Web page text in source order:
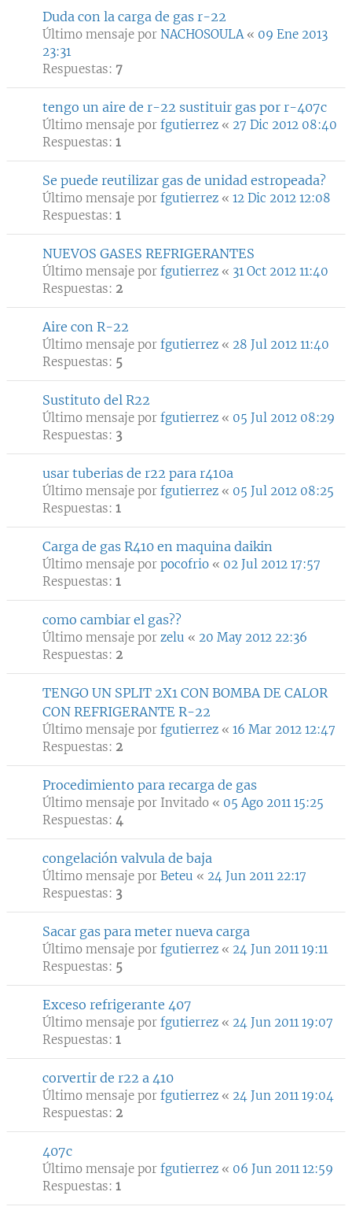
Duda con la carga de gas r-22
Último mensaje por NACHOSOULA« 09 Ene 2013
23:31
Respuestas: 7
tengo un aire de r-22 sustituir gas por r-407c
Último mensaje por fgutierrez « 27 Dic 2012 08:40
Respuestas: 1
Se puede reutilizar gas de unidad estropeada?
Último mensaje por fgutierrez « 12 Dic 2012 12:08
Respuestas: 1
NUEVOS GASES REFRIGERANTES
Último mensaje por fgutierrez « 31 Oct 2012 11:40
Respuestas: 2
Aire con R-22
Último mensaje por fgutierrez « 28 Jul 2012 11:40
Respuestas: 5
Sustituto del R22
Último mensaje por fgutierrez « 05 Jul 2012 08:29
Respuestas: 3
usar tuberias de r22 para r410a
Último mensaje por fgutierrez « 05 Jul 2012 08:25
Respuestas: 1
Carga de gas R410 en maquina daikin
Último mensaje por pocofrio « 02 Jul 2012 17:57
Respuestas: 1
como cambiar el gas??
Último mensaje por zelu « 20 May 2012 22:36
Respuestas: 2
TENGO UN SPLIT 2X1 CON BOMBA DE CALOR
CON REFRIGERANTE R-22
Último mensaje por fgutierrez « 16 Mar 2012 12:47
Respuestas: 2
Procedimiento para recarga de gas
Último mensaje por Invitado « 05 Ago 2011 15:25
Respuestas: 4
congelación valvula de baja
Último mensaje por Beteu « 24 Jun 2011 22:17
Respuestas: 3
Sacar gas para meter nueva carga
Último mensaje por fgutierrez « 24 Jun 2011 19:11
Respuestas: 5
Exceso refrigerante 407
Último mensaje por fgutierrez « 24 Jun 2011 19:07
Respuestas: 1
corvertir de r22 a 410
Último mensaje por fgutierrez « 24 Jun 2011 19:04
Respuestas: 2
407c
Último mensaje por fgutierrez « 06 Jun 2011 12:59
Respuestas: 1